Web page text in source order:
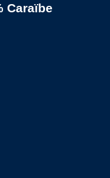
Caraïbe